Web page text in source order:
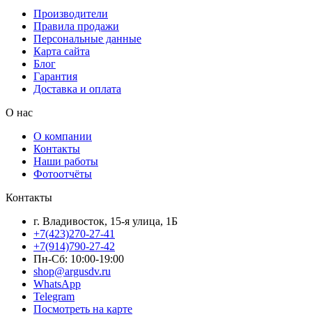
Производители
Правила продажи
Персональные данные
Карта сайта
Блог
Гарантия
Доставка и оплата
О нас
О компании
Контакты
Наши работы
Фотоотчёты
Контакты
г. Владивосток, 15-я улица, 1Б
+7(423)270-27-41
+7(914)790-27-42
Пн-Сб: 10:00-19:00
shop@argusdv.ru
WhatsApp
Telegram
Посмотреть на карте